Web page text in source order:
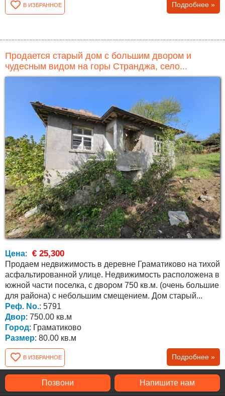
Позвони Напишите нам
В ИЗБРАННОЕ Подробнее »
Продается старый дом с большим двором и
чудесным видом на горы Странджа, село...
Цена: € 25,300
Продаем недвижимость в деревне Граматиково на тихой
асфальтированной улице. Недвижимость расположена в
южной части поселка, с двором 750 кв.м. (очень большие
для района) с небольшим смещением. Дом старый...
Реф. No.: 5791
Двор: 750.00 кв.м
Город: Граматиково
Размер: 80.00 кв.м
В ИЗБРАННОЕ Подробнее »